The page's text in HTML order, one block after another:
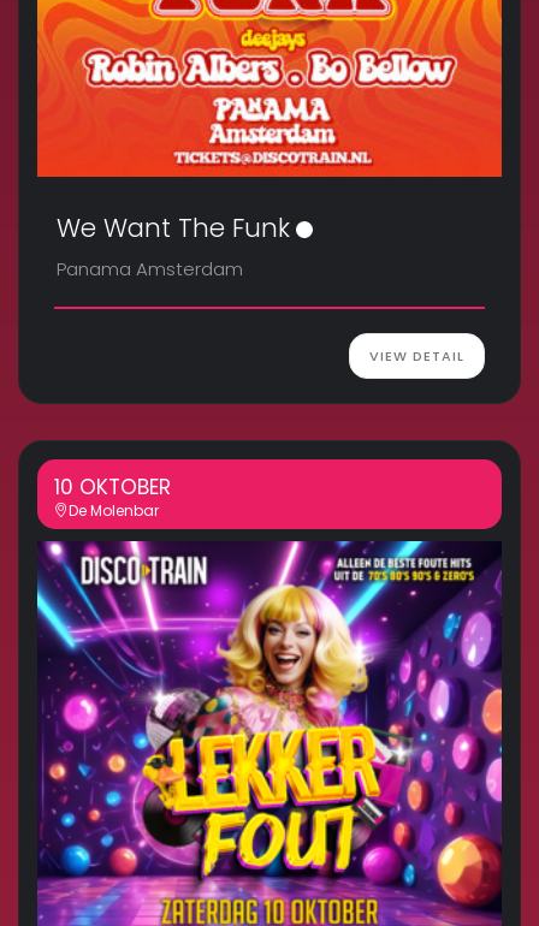
We Want The Funk
Panama Amsterdam
VIEW DETAIL
10 OKTOBER
De Molenbar